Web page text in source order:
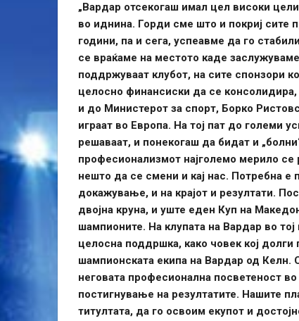
„Вардар отсекогаш имал цел високи
во иднина. Горди сме што и покриј сите
години, па и сега, успеавме да го
се враќаме на местото каде
поддржуваат клубот, на сите спонзори
целосно финансиски да се
и до Министерот за спорт, Борко
играат во Европа. На тој пат до големи
решаваат, и понекогаш да бидат и
професионализмот најголемо мерило се
нешто да се смени и кај нас. Потребна е
докажување, и на крајот и резултати.
двојна круна, и уште еден Куп на
шампионите. На клупата на Вардар во
целосна поддршка, како човек кој
шампионската екипа на Вардар од Келн.
неговата професионална посветеност
постигнување на резултатите. Нашите
титултата, да го освоим екупот и